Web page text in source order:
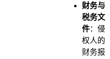
财务与
税务文
件：侵
权人的
财务报